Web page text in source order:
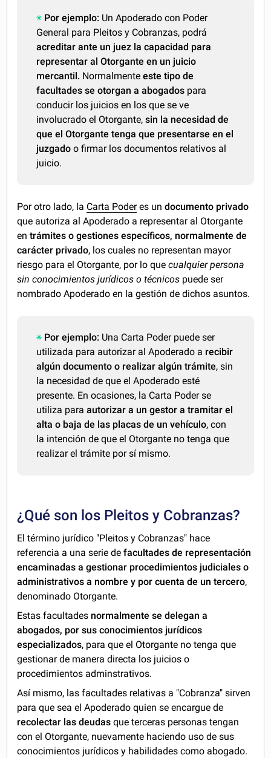
Por ejemplo: Un Apoderado con Poder
General para Pleitos y Cobranzas, podrá
acreditar ante un juez la capacidad para
representar al Otorgante en un juicio
mercantil. Normalmenteeste tipo de
facultades se otorgan a abogados para
conducir los juicios en los que se ve
involucrado el Otorgante,sin la necesidad de
que el Otorgante tenga que presentarse en el
juzgado o firmar los documentos relativos al
juicio.
Por otro lado, la Carta Poderes undocumento privado
que autoriza al Apoderado a representar al Otorgante
en trámites o gestiones específicos, normalmente de
carácter privado, los cuales no representan mayor
riesgo para el Otorgante, por lo quecualquier persona
sin conocimientos jurídicos o técnicos puede ser
nombrado Apoderado en la gestión de dichos asuntos.
Por ejemplo: Una Carta Poder puede ser
utilizada para autorizar al Apoderado a recibir
algún documento o realizar algún trámite, sin
la necesidad de que el Apoderado esté
presente. En ocasiones, la Carta Poder se
utiliza paraautorizar a un gestor a tramitar el
alta o baja de las placas de un vehículo, con
la intención de que el Otorgante no tenga que
realizar el trámite por sí mismo.
¿Qué son los Pleitos y Cobranzas?
El término jurídico "Pleitos y Cobranzas" hace
referencia a una serie defacultades de representación
encaminadas a gestionar procedimientos judiciales o
administrativos a nombre y por cuenta de un tercero,
denominado Otorgante.
Estas facultades normalmente se delegan a
abogados, por sus conocimientos jurídicos
especializados, para que el Otorgante no tenga que
gestionar de manera directa los juicios o
procedimientos adminstrativos.
Así mismo, las facultades relativas a "Cobranza" sirven
para que sea el Apoderado quien se encargue de
recolectar las deudas que terceras personas tengan
con el Otorgante, nuevamente haciendo uso de sus
conocimientos jurídicos y habilidades como abogado.